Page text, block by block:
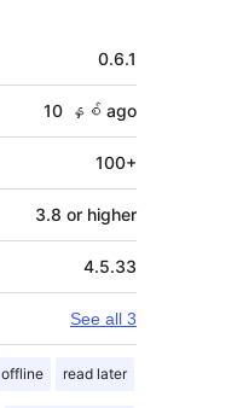
0.6.1
10 နှစ် ago
100+
3.8 or higher
4.5.33
See all 3
offline read later